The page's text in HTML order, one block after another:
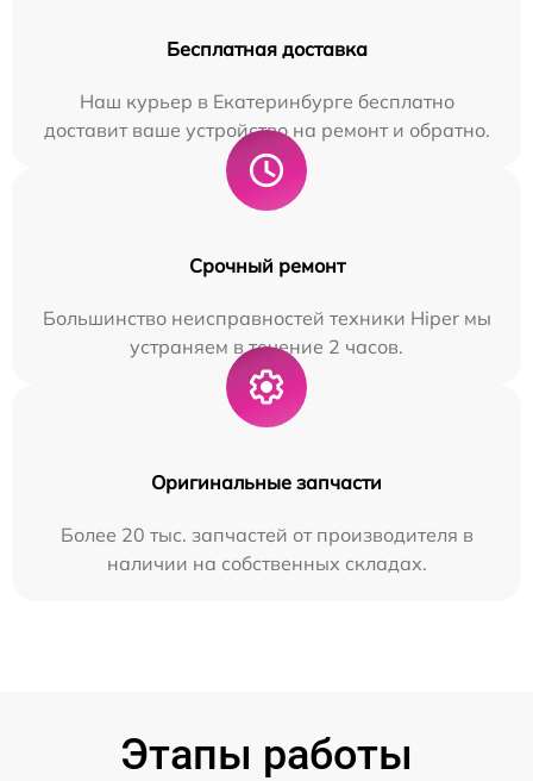
Бесплатная доставка
Наш курьер в Екатеринбурге бесплатно
доставит ваше устройство на ремонт и обратно.
Срочный ремонт
Большинство неисправностей техники Hiper мы
устраняем в течение 2 часов.
Оригинальные запчасти
Более 20 тыс. запчастей от производителя в
наличии на собственных складах.
Этапы работы